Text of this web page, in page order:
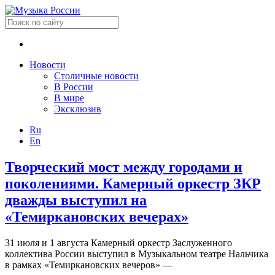
Новости
Столичные новости
В России
В мире
Эксклюзив
Ru
En
Творческий мост между городами и
поколениями. Камерный оркестр ЗКР
дважды выступил на
«Темиркановских вечерах»
31 июля и 1 августа Камерный оркестр Заслуженного
коллектива России выступил в Музыкальном театре Нальчика
в рамках «Темиркановских вечеров» —